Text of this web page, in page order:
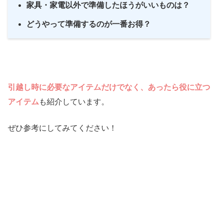
家具・家電以外で準備したほうがいいものは？
どうやって準備するのが一番お得？
引越し時に必要なアイテムだけでなく、あったら役に立つ
アイテム も紹介しています。
ぜひ参考にしてみてください！